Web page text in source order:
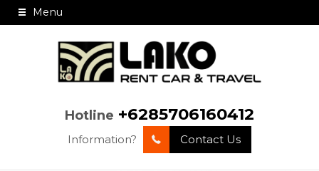
Menu
Hotline +6285706160412
Information? Contact Us